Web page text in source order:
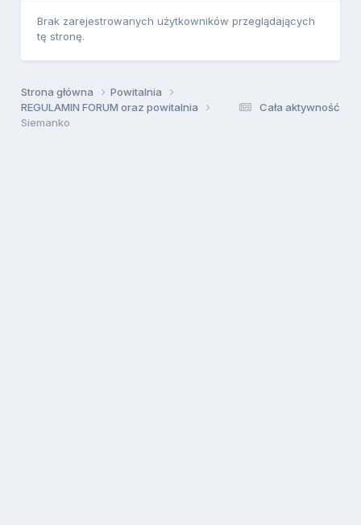
Brak zarejestrowanych użytkowników przeglądających
tę stronę.
Cała aktywność
Strona główna
Powitalnia
REGULAMIN FORUM oraz powitalnia
Siemanko